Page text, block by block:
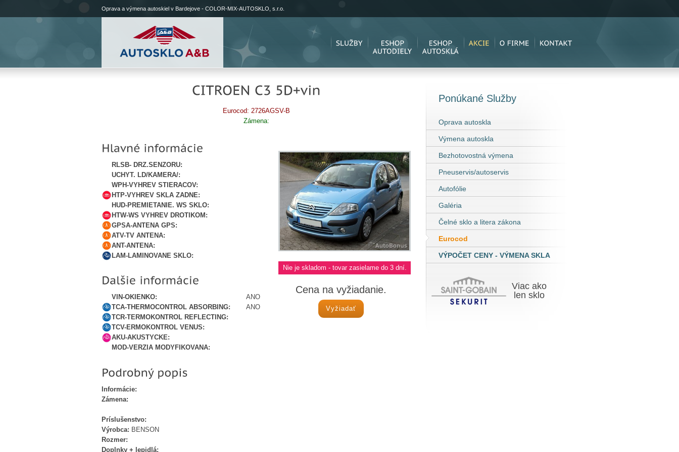
Oprava a výmena autoskiel v Bardejove - COLOR-MIX-AUTOSKLO, s.r.o.
Eurocod: 2726AGSV-B
Zámena:
RLSB- DRZ.SENZORU:
UCHYT. LD/KAMERA/:
WPH-VYHREV STIERACOV:
HTP-VYHREV SKLA ZADNE:
HUD-PREMIETANIE. WS SKLO:
HTW-WS VYHREV DROTIKOM:
GPSA-ANTENA GPS:
ATV-TV ANTENA:
ANT-ANTENA:
LAM-LAMINOVANE SKLO:
VIN-OKIENKO:
ANO
TCA-THERMOCONTROL ABSORBING:
ANO
TCR-TERMOKONTROL REFLECTING:
TCV-ERMOKONTROL VENUS:
AKU-AKUSTYCKE:
MOD-VERZIA MODYFIKOVANA:
Informácie:
Zámena:
Príslušenstvo:
Výrobca: BENSON
Rozmer:
Doplnky + lepidlá:
Nie je skladom - tovar zasielame do 3 dní.
Cena na vyžiadanie.
Vyžiadať
Ponúkané Služby
Oprava autoskla
Výmena autoskla
Bezhotovostná výmena
Pneuservis/autoservis
Autofólie
Galéria
Čelné sklo a litera zákona
Eurocod
VÝPOČET CENY - VÝMENA SKLA
Viac ako
len skl o